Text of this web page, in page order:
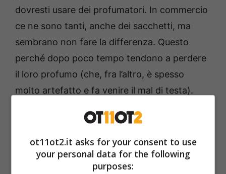
dovresti usare dei profumatori. In commercio
ce ne sono tanti, anche dei sacchetti, ma
sembrano non fare la differenza. Questo
perché dopo poco tempo tendono a perdere
il loro profumo (che, fra l’altro, è spesso
molto artefatto e fa venire il mal di testa).
ot11ot2.it asks for your consent to use
your personal data for the following
purposes: